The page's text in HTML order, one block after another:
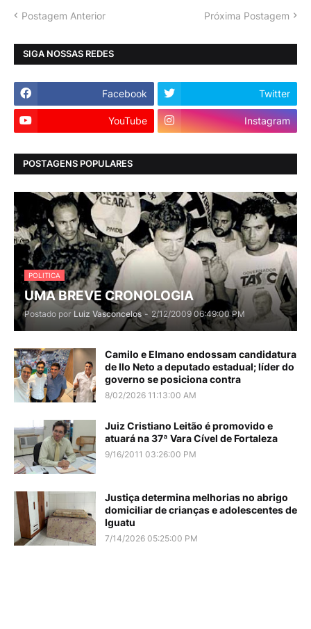
Postagem Anterior Próxima Postagem
SIGA NOSSAS REDES
Facebook Twitter
YouTube Instagram
POSTAGENS POPULARES
POLITICA
UMA BREVE CRONOLOGIA
Postado por Luiz Vasconcelos - 2/12/2009 06:49:00 PM
Camilo e Elmano endossam candidatura
de Ilo Neto a deputado estadual; líder do
governo se posiciona contra
8/02/2026 11:13:00 AM
Juiz Cristiano Leitão é promovido e
atuará na 37ª Vara Cível de Fortaleza
9/16/2011 03:26:00 PM
Justiça determina melhorias no abrigo
domiciliar de crianças e adolescentes de
Iguatu
7/14/2026 05:25:00 PM